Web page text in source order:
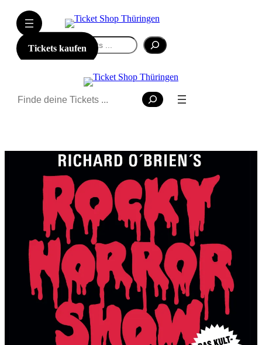
Suchen
Suchen
Tickets kaufen